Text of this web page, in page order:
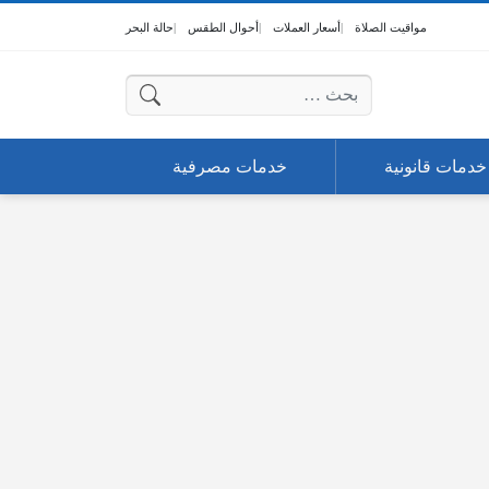
مواقيت الصلاة أسعار العملات أحوال الطقس حالة البحر
البحث عن:
خدمات قانونية خدمات مصرفية